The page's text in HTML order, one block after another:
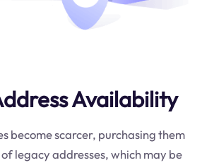
Availability
become scarcer, purchasing them
legacy addresses, which may be